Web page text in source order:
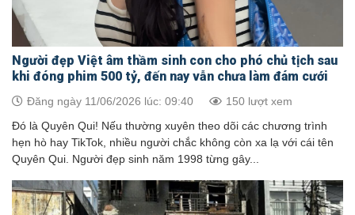
Người đẹp Việt âm thầm sinh con cho phó chủ tịch sau
khi đóng phim 500 tỷ, đến nay vẫn chưa làm đám cưới
Đăng ngày 11/06/2026 lúc: 09:40 150 lượt xem
Đó là Quyên Qui! Nếu thường xuyên theo dõi các chương trình
hẹn hò hay TikTok, nhiều người chắc không còn xa lạ với cái tên
Quyên Qui. Người đẹp sinh năm 1998 từng gây...